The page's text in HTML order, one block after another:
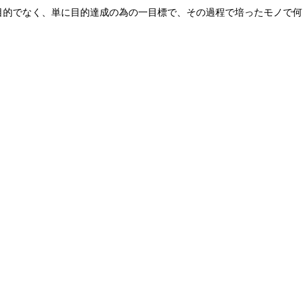
でなく、単に目的達成の為の一目標で、その過程で培ったモノで何